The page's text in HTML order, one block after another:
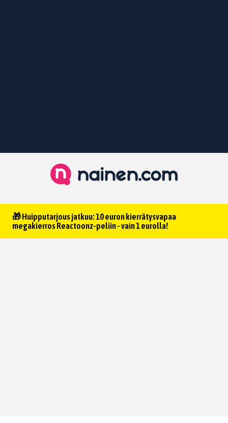
🎁 Huipputarjous jatkuu: 10 euron kierrätysvapaa
megakierros Reactoonz-peliin - vain 1 eurolla!